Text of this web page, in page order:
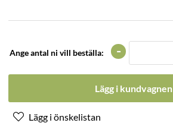
Ange antal ni vill beställa: -
Lägg i kundvagnen